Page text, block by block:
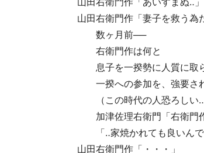
山田右衛門作「妻子を救う為
数ヶ月前──
右衛門作は何と
息子を一揆勢に人質に取ら
一揆への参加を、強要され
（この時代の人恐ろしい‥
加津佐理右衛門「右衛門作
「‥家焼かれても良いんで
山田右衛門作「・・・」